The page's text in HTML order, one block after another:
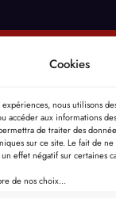
Cookies
nous utilisons
accéder aux informations
de traiter des
sur ce site. Le fait de
effet négatif sur certaines
de nos choix...